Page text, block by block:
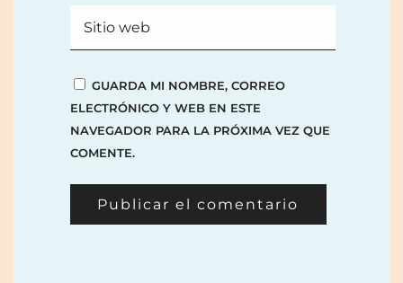
GUARDA MI NOMBRE, CORREO
ELECTRÓNICO Y WEB EN ESTE
NAVEGADOR PARA LA PRÓXIMA VEZ QUE
COMENTE.